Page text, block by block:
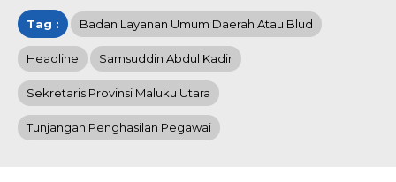
Tag : Badan Layanan Umum Daerah Atau Blud
Headline Samsuddin Abdul Kadir
Sekretaris Provinsi Maluku Utara
Tunjangan Penghasilan Pegawai